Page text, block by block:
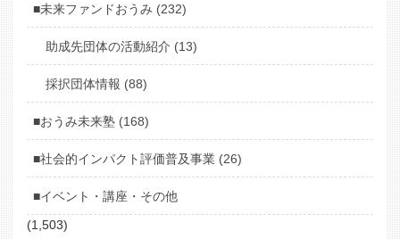
■未来ファンドおうみ (232)
助成先団体の活動紹介 (13)
採択団体情報 (88)
■おうみ未来塾 (168)
■社会的インパクト評価普及事業 (26)
■イベント・講座・その他
(1,503)